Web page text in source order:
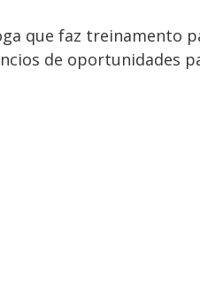
que faz treinamento
de oportunidades